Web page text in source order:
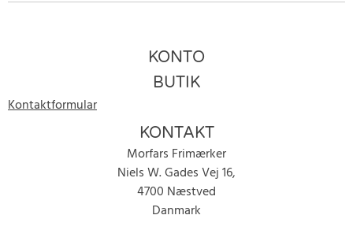
KONTO
BUTIK
Kontaktformular
KONTAKT
Morfars Frimærker
Niels W. Gades Vej 16,
4700 Næstved
Danmark